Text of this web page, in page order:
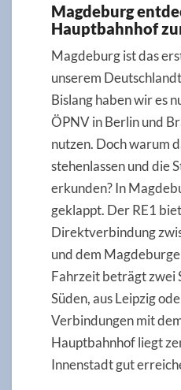
Magdeburg
Hauptbahnhof
Magdeburg ist das
unserem
Bislang haben wir es
ÖPNV in Berlin und
nutzen. Doch warum
stehenlassen und die
erkunden? In
geklappt. Der RE1
Direktverbindung
und dem
Fahrzeit beträgt zwei
Süden, aus Leipzig
Verbindungen mit
Hauptbahnhof liegt
Innenstadt gut